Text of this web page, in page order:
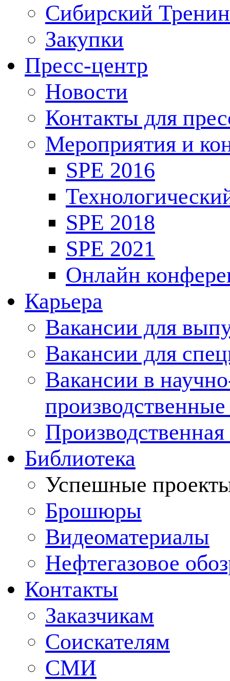
Сибирский
Закупки
Пресс-центр
Новости
Контакты для
Мероприятия и
SPE 2016
SPE 2018
SPE 2021
Онлайн
Карьера
Вакансии для
Вакансии для
Вакансии в
Производственная
Библиотека
Успешные
Брошюры
Видеоматериалы
Нефтегазовое
Контакты
Заказчикам
Соискателям
СМИ